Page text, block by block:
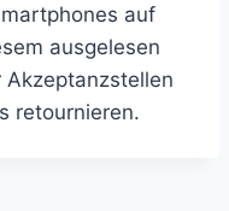
auf
ausgelesen
Akzeptanzstellen
retournieren.